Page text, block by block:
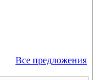
Все предложения